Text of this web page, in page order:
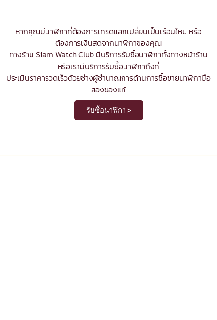
หากคุณมีนาฬิกาที่ต้องการเทรดแลกเปลี่ยนเป็นเรือนใหม่ หรือ
ต้องการเงินสดจากนาฬิกาของคุณ
ทางร้าน Siam Watch Club มีบริการรับซื้อนาฬิกาทั้งทางหน้าร้าน
หรือเรามีบริการรับซื้อนาฬิกาถึงที่
ประเมินราคารวดเร็วด้วยช่างผู้ชำนาญการด้านการซื้อขายนาฬิกามือ
สองของแท้
รับซื้อนาฬิกา >